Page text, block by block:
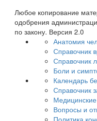
Любое копирование
одобрения
по закону. Версия 2.0
Анатомия
Справочник
Справочник
Боли и
Календарь
Справочник
Вопросы и
Политика